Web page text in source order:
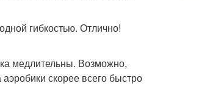
гибкостью. Отлично!
медлительны. Возможно,
скорее всего быстро